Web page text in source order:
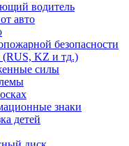
водитель
авто
безопасности
KZ и тд.)
силы
знаки
детей